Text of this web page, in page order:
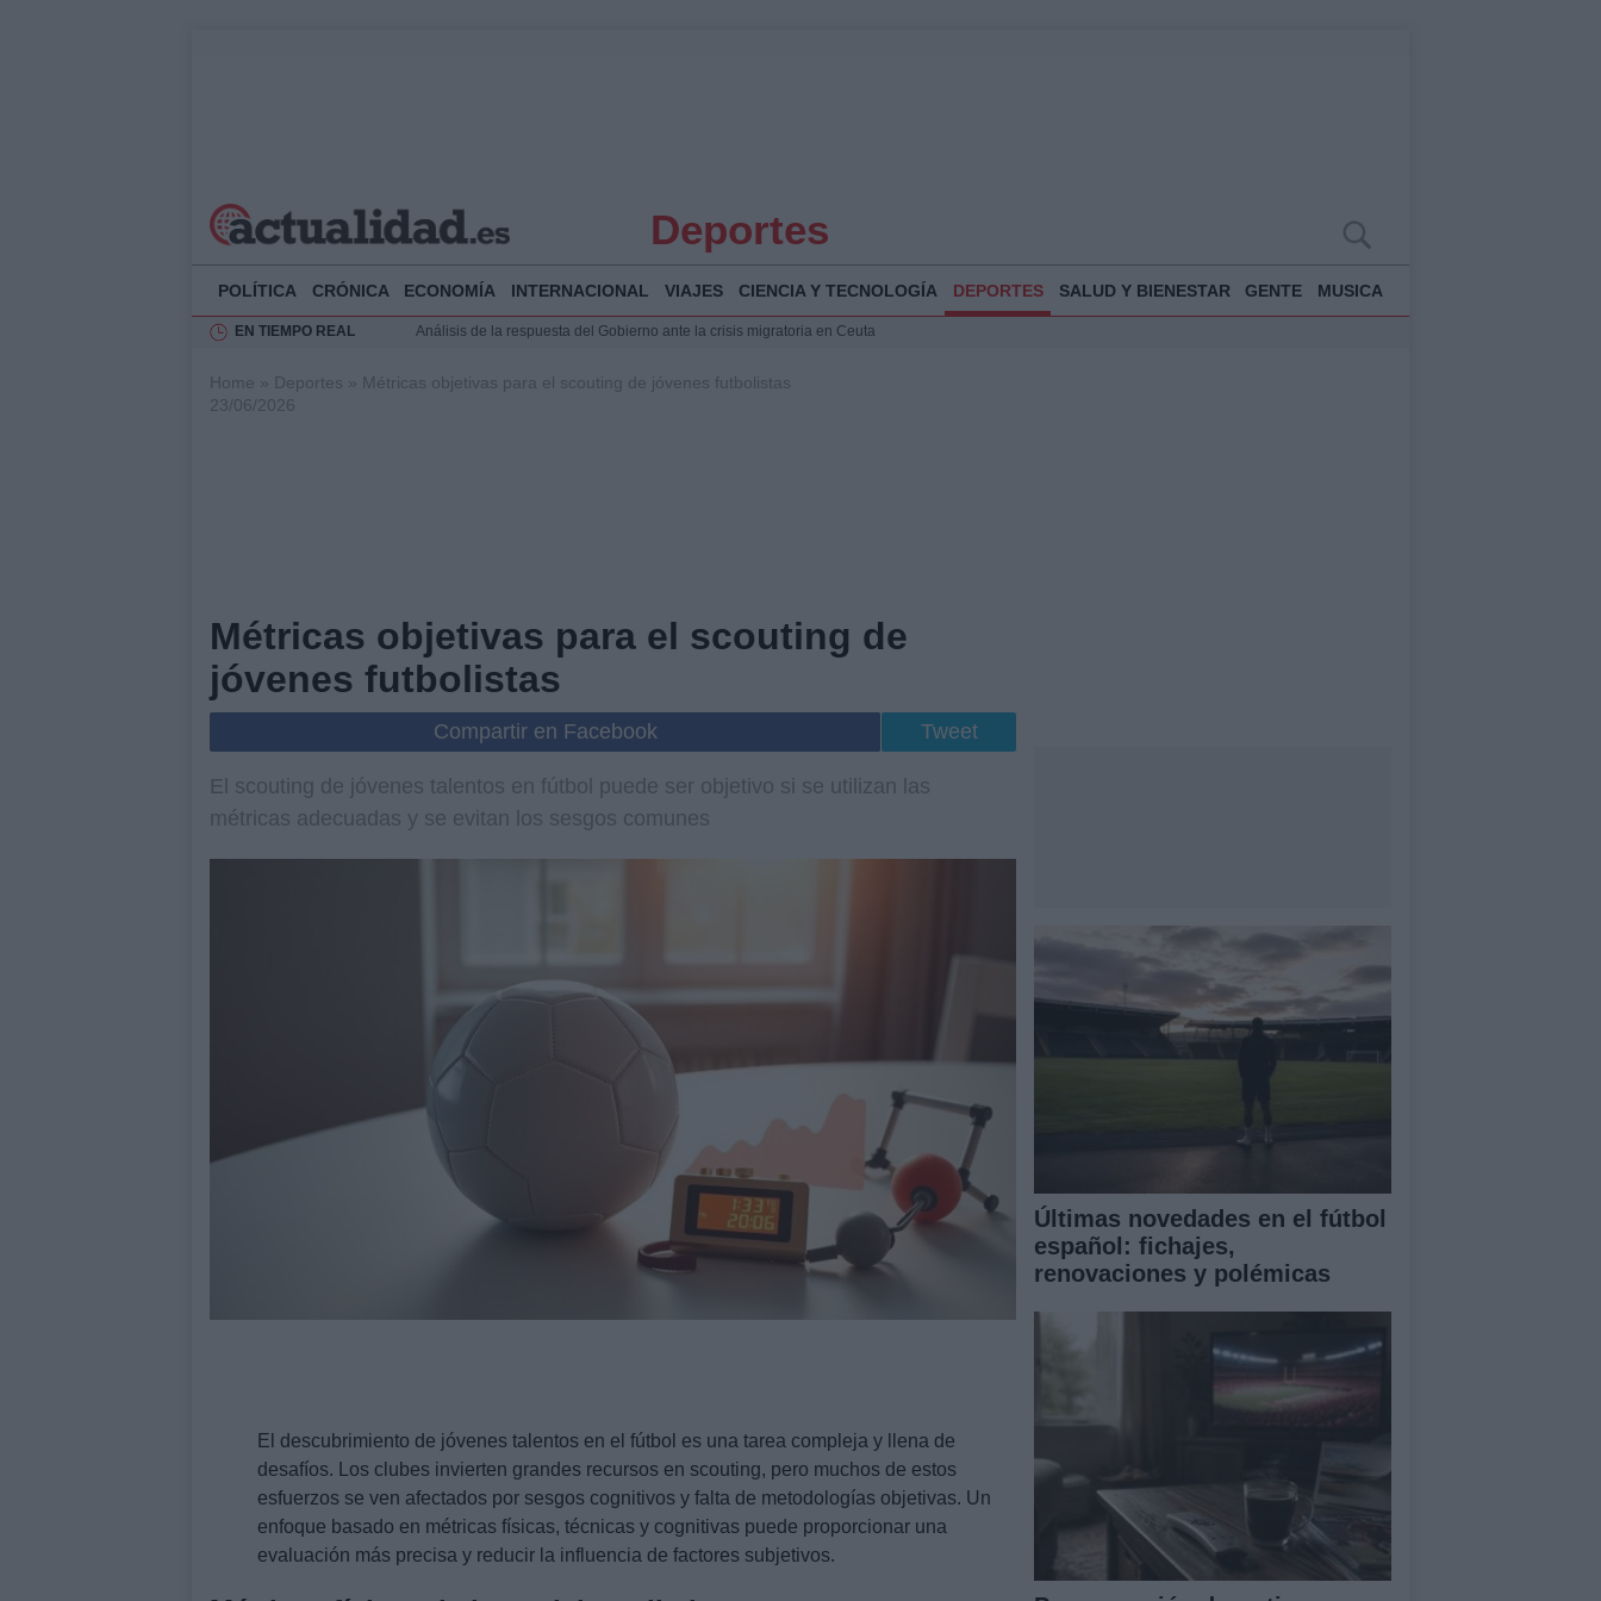
Deportes
POLÍTICA CRÓNICA ECONOMÍA INTERNACIONAL VIAJES CIENCIA Y TECNOLOGÍA DEPORTES SALUD Y BIENESTAR GENTE MUSICA
EN TIEMPO REAL
Análisis de la respuesta del Gobierno ante la crisis migratoria en Ceuta
Felipe VI recibe a Juan Jesús Vivas en Palma para analizar la situación en Ceuta
Home » Deportes » Métricas objetivas para el scouting de jóvenes futbolistas
23/06/2026
Métricas objetivas para el scouting de
jóvenes futbolistas
Compartir en Facebook Tweet
El scouting de jóvenes talentos en fútbol puede ser objetivo si se utilizan las
métricas adecuadas y se evitan los sesgos comunes
El descubrimiento de jóvenes talentos en el fútbol es una tarea compleja y llena de
desafíos. Los clubes invierten grandes recursos en scouting, pero muchos de estos
esfuerzos se ven afectados por sesgos cognitivos y falta de metodologías objetivas. Un
enfoque basado en métricas físicas, técnicas y cognitivas puede proporcionar una
evaluación más precisa y reducir la influencia de factores subjetivos.
Últimas novedades en el fútbol
español: fichajes,
renovaciones y polémicas